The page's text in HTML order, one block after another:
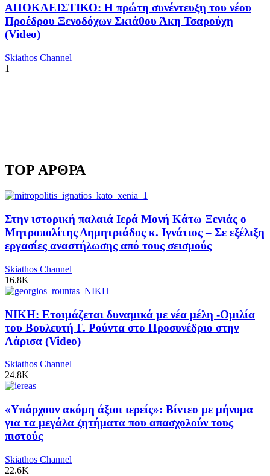
ΑΠΟΚΛΕΙΣΤΙΚΟ: Η πρώτη συνέντευξη του νέου
Προέδρου Ξενοδόχων Σκιάθου Άκη Τσαρούχη
(Video)
Skiathos Channel
1
TOP ΑΡΘΡΑ
Στην ιστορική παλαιά Ιερά Μονή Κάτω Ξενιάς ο
Μητροπολίτης Δημητριάδος κ. Ιγνάτιος – Σε εξέλιξη
εργασίες αναστήλωσης από τους σεισμούς
Skiathos Channel
16.8K
ΝΙΚΗ: Ετοιμάζεται δυναμικά με νέα μέλη -Ομιλία
του Βουλευτή Γ. Ρούντα στο Προσυνέδριο στην
Λάρισα (Video)
Skiathos Channel
24.8K
«Υπάρχουν ακόμη άξιοι ιερείς»: Βίντεο με μήνυμα
για τα μεγάλα ζητήματα που απασχολούν τους
πιστούς
Skiathos Channel
22.6K